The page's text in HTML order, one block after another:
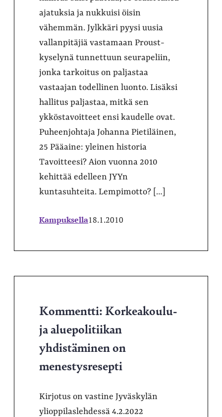
ajatuksia ja nukkuisi öisin
vähemmän. Jylkkäri pyysi uusia
vallanpitäjiä vastamaan Proust-
kyselynä tunnettuun seurapeliin,
jonka tarkoitus on paljastaa
vastaajan todellinen luonto. Lisäksi
hallitus paljastaa, mitkä sen
ykköstavoitteet ensi kaudelle ovat.
Puheenjohtaja Johanna Pietiläinen,
25 Pääaine: yleinen historia
Tavoitteesi? Aion vuonna 2010
kehittää edelleen JYYn
kuntasuhteita. Lempimotto? […]
Kampuksella18.1.2010
Kommentti: Korkeakoulu-
ja aluepolitiikan
yhdistäminen on
menestysresepti
Kirjotus on vastine Jyväskylän
ylioppilaslehdessä 4.2.2022